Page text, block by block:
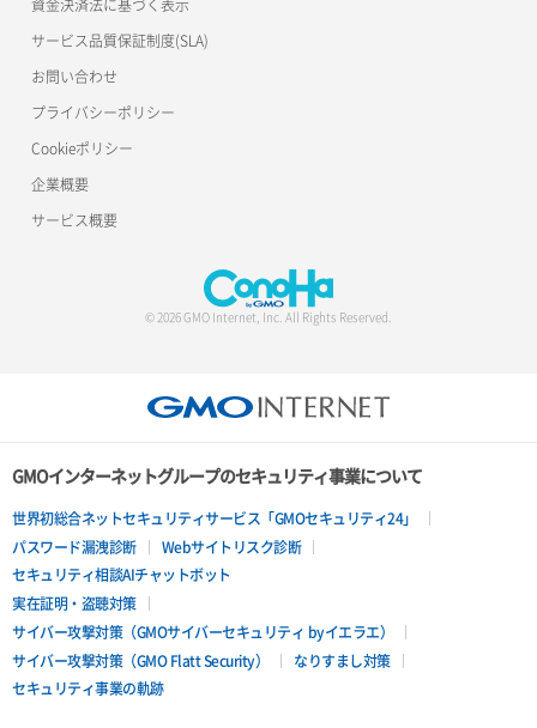
資金決済法に基づく表示
サービス品質保証制度(SLA)
お問い合わせ
プライバシーポリシー
Cookieポリシー
企業概要
サービス概要
© 2026 GMO Internet, Inc. All Rights Reserved.
GMOインターネットグループのセキュリティ事業について
世界初総合ネットセキュリティサービス「GMOセキュリティ24」
パスワード漏洩診断
Webサイトリスク診断
セキュリティ相談AIチャットボット
実在証明・盗聴対策
サイバー攻撃対策（GMOサイバーセキュリティ byイエラエ）
サイバー攻撃対策（GMO Flatt Security）
なりすまし対策
セキュリティ事業の軌跡